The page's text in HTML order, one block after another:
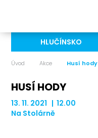
HLUČÍNSKO
Úvod Akce Husí hody
HUSÍ HODY
13. 11. 2021 | 12.00
Na Stolárně